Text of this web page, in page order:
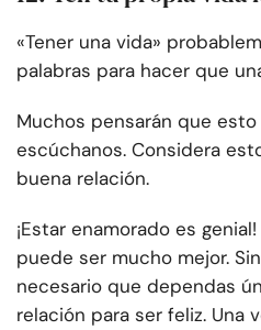
«Tener una vida»
palabras para hacer que
Muchos pensarán que
escúchanos. Considera
buena relación.
¡Estar enamorado es
puede ser mucho mejor.
necesario que dependas
relación para ser feliz. Una